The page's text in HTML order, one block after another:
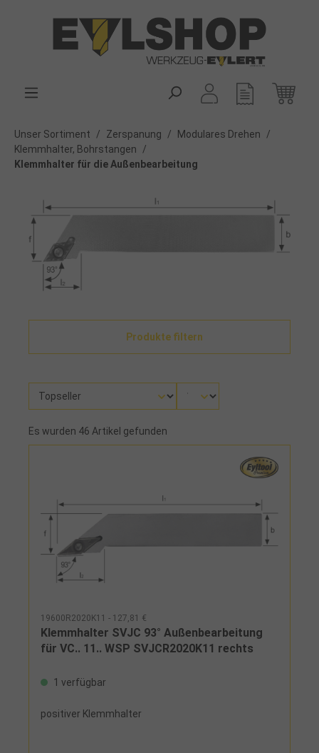
Unser Sortiment / Zerspanung / Modulares Drehen
/
Klemmhalter, Bohrstangen
/
Klemmhalter für die Außenbearbeitung
Produkte filtern
Es wurden 46 Artikel gefunden
19600R2020K11 - 127,81 €
Klemmhalter SVJC 93° Außenbearbeitung
für VC.. 11.. WSP SVJCR2020K11 rechts
1 verfügbar
positiver Klemmhalter